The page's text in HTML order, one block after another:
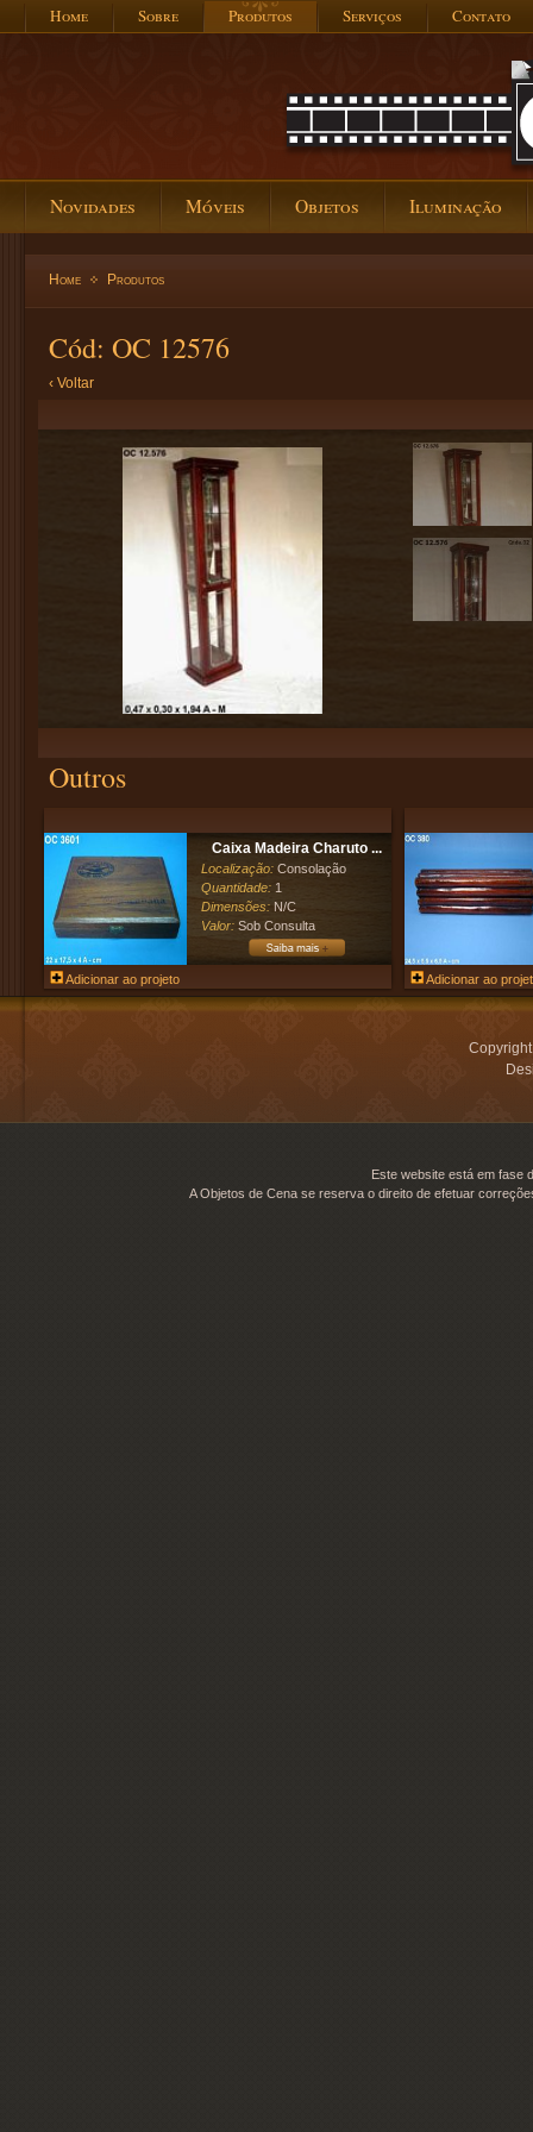
Home Sobre Produtos Serviços Contato
Novidades Móveis Objetos Iluminação
Home Produtos
Cód: OC 12576
‹ Voltar
Outros
Caixa Madeira Charuto ...
Localização: Consolação
Quantidade: 1
Dimensões: N/C
Valor: Sob Consulta
Adicionar ao projeto Adicionar ao
Este website está em fase
A Objetos de Cena se reserva o direito de efetuar